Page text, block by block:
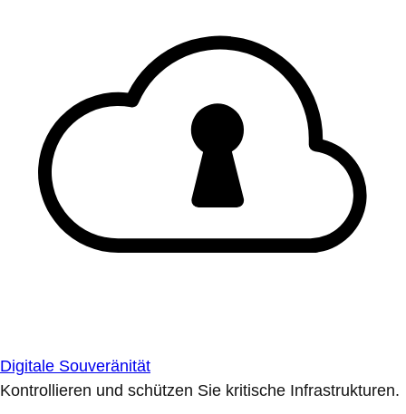
Digitale Souveränität
Kontrollieren und schützen Sie kritische Infrastrukturen.